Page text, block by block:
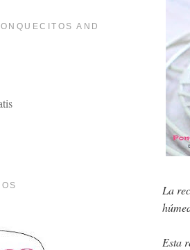
La
Esta
AND